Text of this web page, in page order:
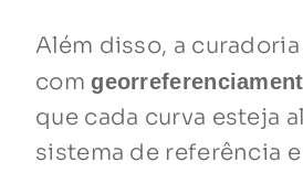
Além disso, a
com
que cada curva esteja
sistema de referência